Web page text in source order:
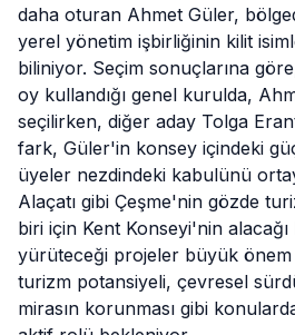
daha oturan Ahmet Güler,
yerel yönetim işbirliğinin kilit
biliniyor. Seçim sonuçlarına
oy kullandığı genel kurulda,
seçilirken, diğer aday Tolga
fark, Güler'in konsey içindeki
üyeler nezdindeki kabulünü
Alaçatı gibi Çeşme'nin gözde
biri için Kent Konseyi'nin
yürüteceği projeler büyük önem
turizm potansiyeli, çevresel
mirasın korunması gibi